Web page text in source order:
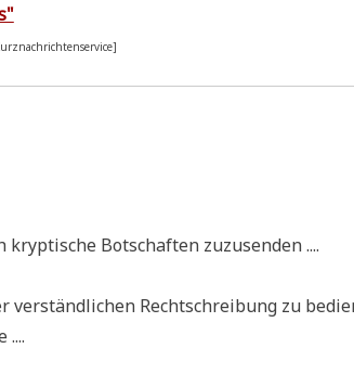
Bot­schaf­ten zuzusenden ....
ver­ständ­li­chen Recht­schrei­bung zu